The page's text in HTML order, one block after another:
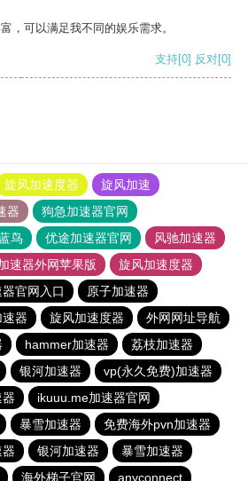
，可以满足我不同的娱乐需求。
支持[0] 反对[0]
旋风加速度器
旋风加速
器
狗急加速器官网
鸟 优途加速器官网
风驰加速器
速器外网苹果版
旋风加速度器
官网入口
原子加速器
器 旋风加速度器
外网网址导航
hammer加速器
荔枝加速器
银河加速器
vp(永久免费)加速器
ikuuu.me加速器官网
暴雪加速器
免费海外pvn加速器
银河加速器
暴雪加速器
海外梯子官网 anyconnect